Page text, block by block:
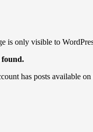
is only visible to
has posts available